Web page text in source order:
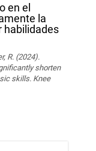
en el
la
habilidades
R. (2024).
shorten
skills. Knee